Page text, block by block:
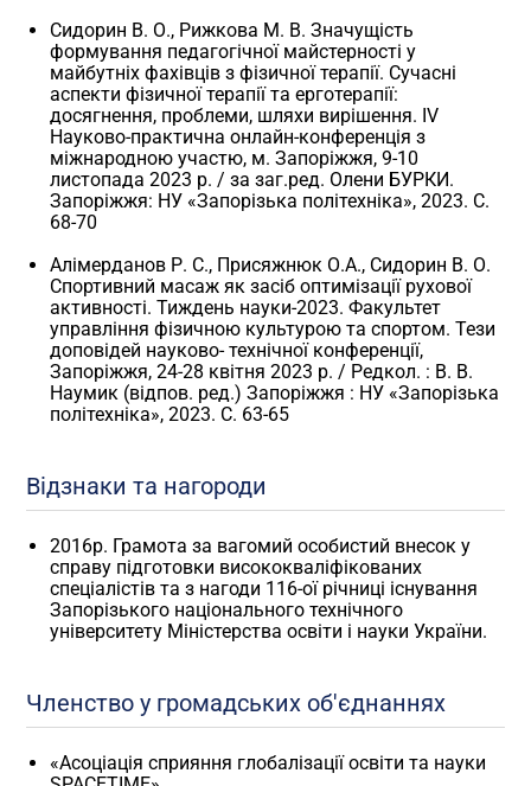
Сидорин В. О., Рижкова М. В. Значущість
формування педагогічної майстерності у
майбутніх фахівців з фізичної терапії. Сучасні
аспекти фізичної терапії та ерготерапії:
досягнення, проблеми, шляхи вирішення. ІV
Науково-практична онлайн-конференція з
міжнародною участю, м. Запоріжжя, 9-10
листопада 2023 р. / за заг.ред. Олени БУРКИ.
Запоріжжя: НУ «Запорізька політехніка», 2023. С.
68-70
Алімерданов Р. С., Присяжнюк О.А., Сидорин В. О.
Спортивний масаж як засіб оптимізації рухової
активності. Тиждень науки-2023. Факультет
управління фізичною культурою та спортом. Тези
доповідей науково- технічної конференції,
Запоріжжя, 24-28 квітня 2023 р. / Редкол. : В. В.
Наумик (відпов. ред.) Запоріжжя : НУ «Запорізька
політехніка», 2023. С. 63-65
Відзнаки та нагороди
2016р. Грамота за вагомий особистий внесок у
справу підготовки висококваліфікованих
спеціалістів та з нагоди 116-ої річниці існування
Запорізького національного технічного
університету Міністерства освіти і науки України.
Членство у громадських об'єднаннях
«Асоціація сприяння глобалізації освіти та науки